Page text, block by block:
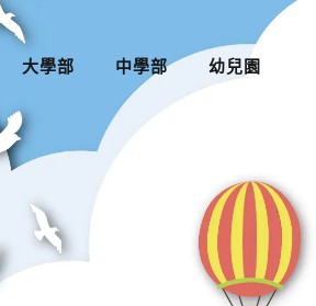
大學部 中學部 幼兒園